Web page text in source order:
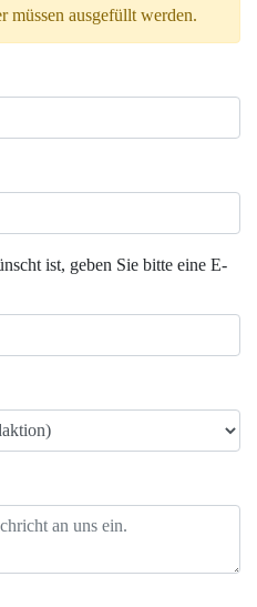
müssen ausgefüllt werden.
ist, geben Sie bitte eine E-